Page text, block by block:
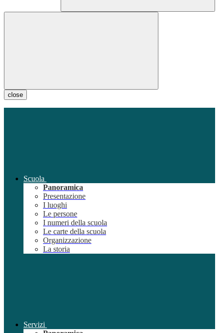
close
Scuola
Panoramica
Presentazione
I luoghi
Le persone
I numeri della scuola
Le carte della scuola
Organizzazione
La storia
Servizi